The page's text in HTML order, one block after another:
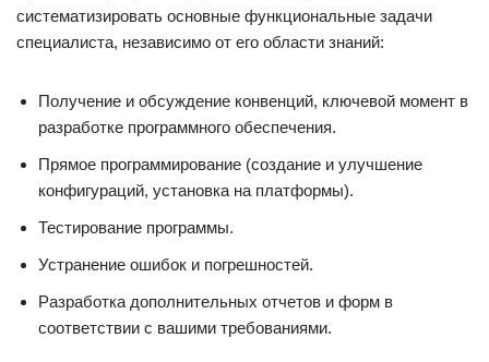
систематизировать основные функциональные задачи
специалиста, независимо от его области знаний:
Получение и обсуждение конвенций, ключевой момент в
разработке программного обеспечения.
Прямое программирование (создание и улучшение
конфигураций, установка на платформы).
Тестирование программы.
Устранение ошибок и погрешностей.
Разработка дополнительных отчетов и форм в
соответствии с вашими требованиями.